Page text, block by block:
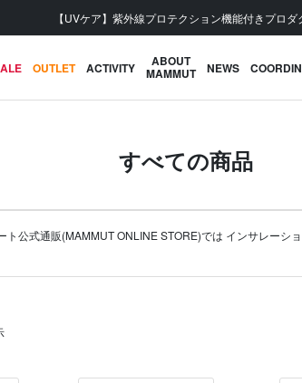
会員登録で【5,500円 (税込) 以上 送料無料】
OUTLET ACTIVITY ABOUT
MAMMUT NEWS
すべての商品
公式通販(MAMMUT ONLINE STORE)では インサレーシ